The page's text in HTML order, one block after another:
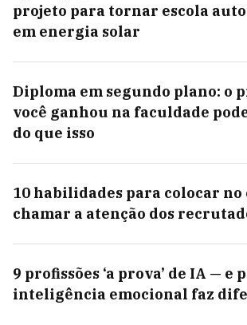
projeto para tornar escola
em energia solar
Diploma em segundo plano: o
você ganhou na faculdade
do que isso
10 habilidades para colocar
chamar a atenção dos
9 profissões ‘a prova’ de IA — e
inteligência emocional faz